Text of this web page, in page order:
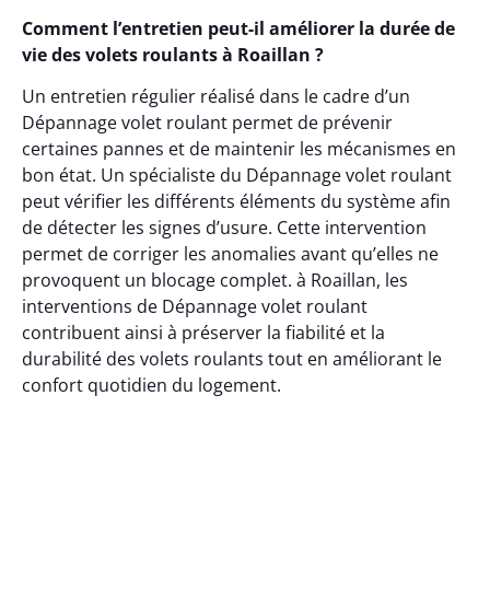
Comment l’entretien peut-il améliorer la durée de
vie des volets roulants à Roaillan ?
Un entretien régulier réalisé dans le cadre d’un
Dépannage volet roulant permet de prévenir
certaines pannes et de maintenir les mécanismes en
bon état. Un spécialiste du Dépannage volet roulant
peut vérifier les différents éléments du système afin
de détecter les signes d’usure. Cette intervention
permet de corriger les anomalies avant qu’elles ne
provoquent un blocage complet. à Roaillan, les
interventions de Dépannage volet roulant
contribuent ainsi à préserver la fiabilité et la
durabilité des volets roulants tout en améliorant le
confort quotidien du logement.